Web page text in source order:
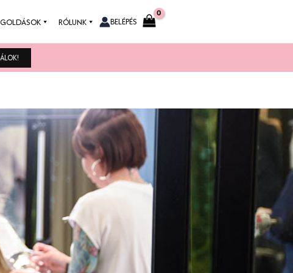
RÓLUNK BELÉPÉS